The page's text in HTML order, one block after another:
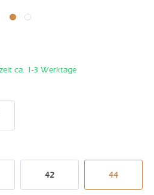
ca. 1-3 Werktage
42 44